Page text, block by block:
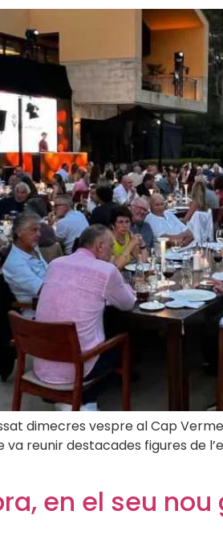
dimecres vespre al Cap
reunir destacades figures de
en el seu